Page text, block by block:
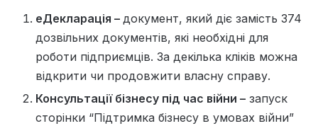
еДекларація – документ, який діє замість 374
дозвільних документів, які необхідні для
роботи підприємців. За декілька кліків можна
відкрити чи продовжити власну справу.
Консультації бізнесу під час війни – запуск
сторінки “Підтримка бізнесу в умовах війни”